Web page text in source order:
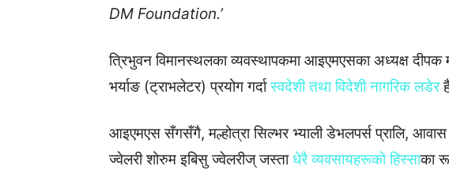
DM Foundation.’
त्रिभुवन विमानस्थलका व्यवस्थापकमा आइएमएसका अध्यक्ष दीपक
भर्याङ (ट्राभलेटर) प्रयोग गर्दास्वदेशी तथा विदेशी नागरिक लडेर
आइएमएस सँगसँगै, मल्होत्रा ​​सिल्भर भ्याली डेभलपर्स प्रालि, आवास
ज्वेलरी शोरुम इबिसु ज्वेलरीज् जस्ताधेरै व्यवसायहरूकाे हिस्साका